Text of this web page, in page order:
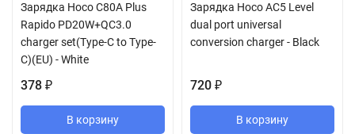
Зарядка Hoco C80A Plus
Rapido PD20W+QC3.0
charger set(Type-C to Type-
C)(EU) - White
378 ₽
В корзину
Зарядка Hoco AC5 Level
dual port universal
conversion charger - Black
720 ₽
В корзину